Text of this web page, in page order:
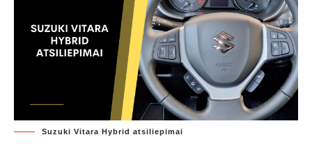
Suzuki Vitara Hybrid atsiliepimai